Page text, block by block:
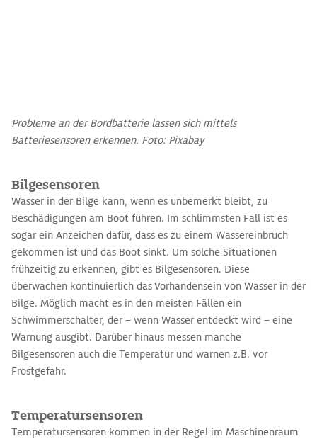
Probleme an der Bordbatterie lassen sich mittels
Batteriesensoren erkennen. Foto: Pixabay
Bilgesensoren
Wasser in der Bilge kann, wenn es unbemerkt bleibt, zu
Beschädigungen am Boot führen. Im schlimmsten Fall ist es
sogar ein Anzeichen dafür, dass es zu einem Wassereinbruch
gekommen ist und das Boot sinkt. Um solche Situationen
frühzeitig zu erkennen, gibt es Bilgesensoren. Diese
überwachen kontinuierlich das Vorhandensein von Wasser in der
Bilge. Möglich macht es in den meisten Fällen ein
Schwimmerschalter, der – wenn Wasser entdeckt wird – eine
Warnung ausgibt. Darüber hinaus messen manche
Bilgesensoren auch die Temperatur und warnen z.B. vor
Frostgefahr.
Temperatursensoren
Temperatursensoren kommen in der Regel im Maschinenraum